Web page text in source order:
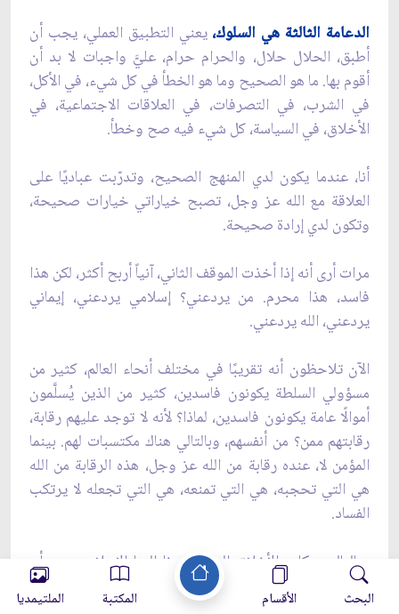
الدعامة الثالثة هي السلوك، يعني التطبيق العملي، يجب أن
أطبق، الحلال حلال، والحرام حرام، عليَّ واجبات لا بد أن
أقوم بها. ما هو الصحيح وما هو الخطأ في كل شيء، في الأكل،
في الشرب، في التصرفات، في العلاقات الاجتماعية، في
الأخلاق، في السياسة، كل شيء فيه صح وخطأ.
أنا، عندما يكون لدي المنهج الصحيح، وتدرّبت عباديًا على
العلاقة مع الله عز وجل، تصبح خياراتي خيارات صحيحة،
وتكون لدي إرادة صحيحة.
مرات أرى أنه إذا أخذت الموقف الثاني، آنياً أربح أكثر، لكن هذا
فاسد، هذا محرم. من يردعني؟ إسلامي يردعني، إيماني
يردعني، الله يردعني.
الآن تلاحظون أنه تقريبًا في مختلف أنحاء العالم، كثير من
مسؤولي السلطة يكونون فاسدين، كثير من الذين يُسلَّمون
أموالًا عامة يكونون فاسدين، لماذا؟ لأنه لا توجد عليهم رقابة،
رقابتهم ممن؟ من أنفسهم، وبالتالي هناك مكتسبات لهم. بينما
المؤمن لا، عنده رقابة من الله عز وجل، هذه الرقابة من الله
هي التي تحجبه، هي التي تمنعه، هي التي تجعله لا يرتكب
الفساد.
وبالتالي، مكارم الأخلاق التي يدعونا إليها الإسلام، يجب أن
نطبقها في حياتنا العملية، وإلا إذا لم نطبق مكارم الأخلاق، لا
البحث الأقسام المكتبة الملتيمديا